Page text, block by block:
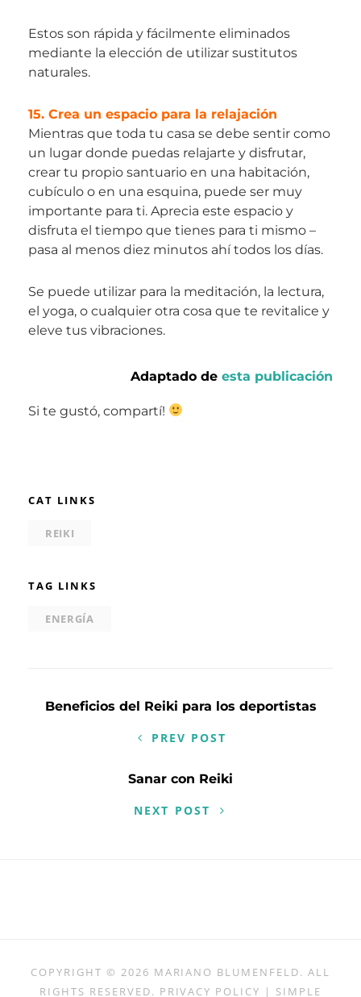
Estos son rápida y fácilmente eliminados
mediante la elección de utilizar sustitutos
naturales.
15. Crea un espacio para la relajación
Mientras que toda tu casa se debe sentir como
un lugar donde puedas relajarte y disfrutar,
crear tu propio santuario en una habitación,
cubículo o en una esquina, puede ser muy
importante para ti. Aprecia este espacio y
disfruta el tiempo que tienes para ti mismo –
pasa al menos diez minutos ahí todos los días.
Se puede utilizar para la meditación, la lectura,
el yoga, o cualquier otra cosa que te revitalice y
eleve tus vibraciones.
Adaptado de esta publicación
Si te gustó, compartí!
CAT LINKS
REIKI
TAG LINKS
ENERGÍA
Navegación
entradas
Beneficios del Reiki para los deportistas
PREV POST
Sanar con Reiki
NEXT POST
COPYRIGHT © 2026 MARIANO BLUMENFELD. ALL
RIGHTS RESERVED. PRIVACY POLICY | SIMPLE